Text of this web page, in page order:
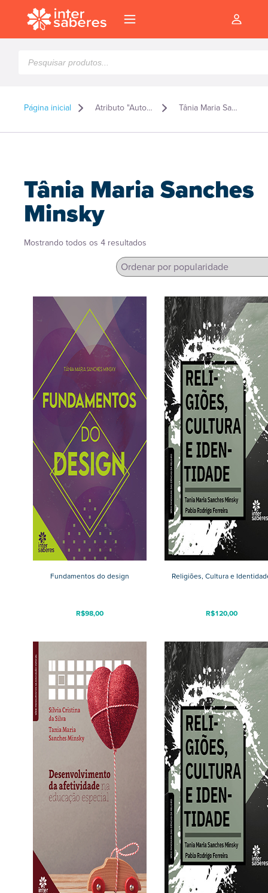
produtos
Página inicial Atributo "Autor" de produto Tânia Maria Sanches Minsky
Tânia Maria Sanches
Minsky
Mostrando todos os 4 resultados
popularidade
Fundamentos do design
R$98,00
Religiões, Cultura e
R$120,00